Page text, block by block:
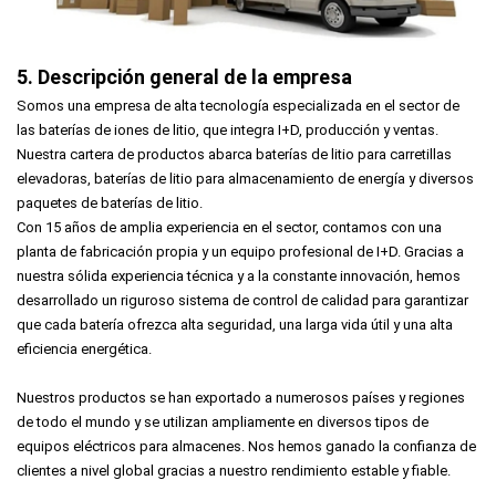
5. Descripción general de la empresa
Somos una empresa de alta tecnología especializada en el sector de
las baterías de iones de litio, que integra I+D, producción y ventas.
Nuestra cartera de productos abarca baterías de litio para carretillas
elevadoras, baterías de litio para almacenamiento de energía y diversos
paquetes de baterías de litio.
Con 15 años de amplia experiencia en el sector, contamos con una
planta de fabricación propia y un equipo profesional de I+D. Gracias a
nuestra sólida experiencia técnica y a la constante innovación, hemos
desarrollado un riguroso sistema de control de calidad para garantizar
que cada batería ofrezca alta seguridad, una larga vida útil y una alta
eficiencia energética.
Nuestros productos se han exportado a numerosos países y regiones
de todo el mundo y se utilizan ampliamente en diversos tipos de
equipos eléctricos para almacenes. Nos hemos ganado la confianza de
clientes a nivel global gracias a nuestro rendimiento estable y fiable.